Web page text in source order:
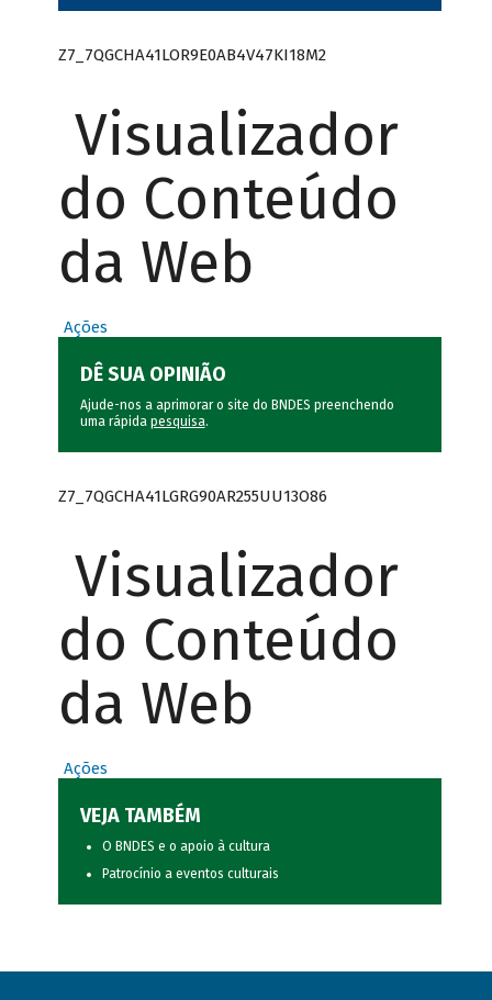
Z7_7QGCHA41LOR9E0AB4V47KI18M2
Visualizador
do Conteúdo
da Web
Ações
DÊ SUA OPINIÃO
Ajude-nos a aprimorar o site do BNDES preenchendo
uma rápida pesquisa.
Z7_7QGCHA41LGRG90AR255UU13O86
Visualizador
do Conteúdo
da Web
Ações
VEJA TAMBÉM
O BNDES e o apoio à cultura
Patrocínio a eventos culturais